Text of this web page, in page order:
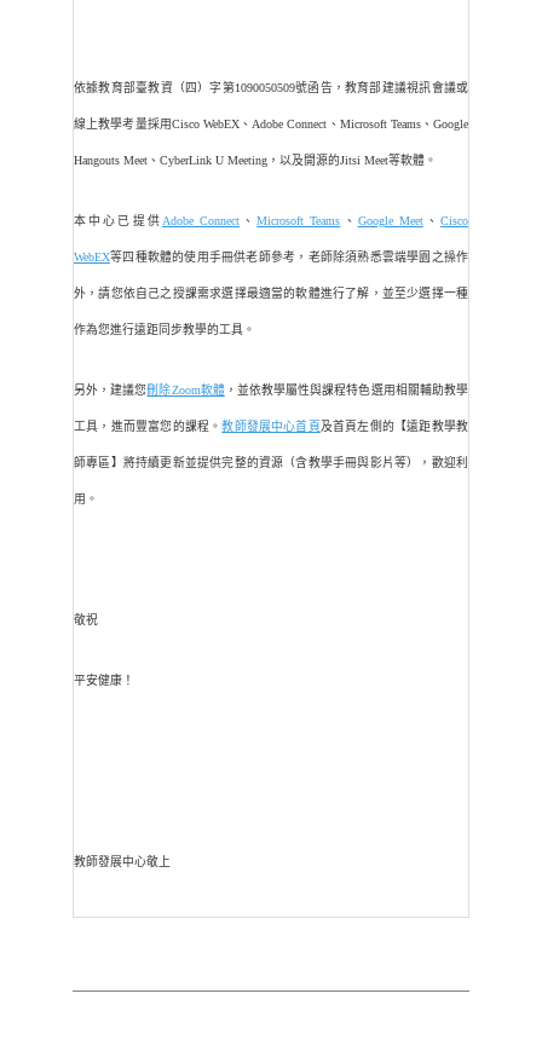
依據教育部臺教資（四）字第1090050509號函告，教育部建議視訊會議或
線上教學考量採用Cisco WebEX、Adobe Connect、Microsoft Teams、Google
Hangouts Meet、CyberLink U Meeting，以及開源的Jitsi Meet等軟體。
本中心已提供Adobe Connect、Microsoft Teams 、 Google Meet、Cisco
WebEX等四種軟體的使用手冊供老師參考，老師除須熟悉雲端學園之操作
外，請您依自己之授課需求選擇最適當的軟體進行了解，並至少選擇一種
作為您進行遠距同步教學的工具。
另外，建議您刪除Zoom軟體 ，並依教學屬性與課程特色選用相關輔助教學
工具，進而豐富您的課程。教師發展中心首頁及首頁左側的【遠距教學教
師專區】將持續更新並提供完整的資源（含教學手冊與影片等），歡迎利
用。
敬祝
平安健康！
教師發展中心敬上